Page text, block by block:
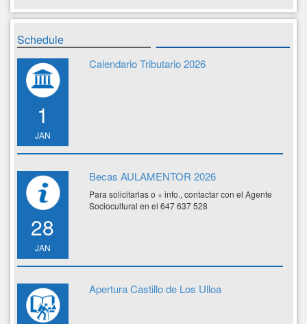
Schedule
1
JAN
Calendario Tributario 2026
28
JAN
Becas AULAMENTOR 2026
Para solicitarlas o + info., contactar con el Agente
Sociocultural en el 647 637 528
Apertura Castillo de Los Ulloa